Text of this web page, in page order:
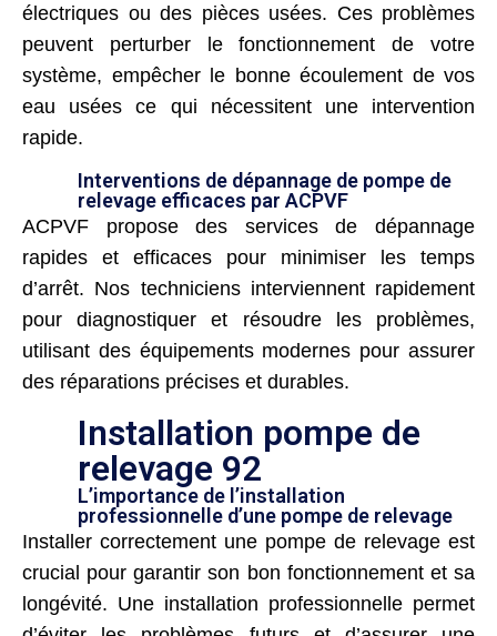
électriques ou des pièces usées. Ces problèmes
peuvent perturber le fonctionnement de votre
système, empêcher le bonne écoulement de vos
eau usées ce qui nécessitent une intervention
rapide.
Interventions de dépannage de pompe de
relevage efficaces par ACPVF
ACPVF propose des services de dépannage
rapides et efficaces pour minimiser les temps
d’arrêt. Nos techniciens interviennent rapidement
pour diagnostiquer et résoudre les problèmes,
utilisant des équipements modernes pour assurer
des réparations précises et durables.
Installation pompe de
relevage 92
L’importance de l’installation
professionnelle d’une pompe de relevage
Installer correctement une pompe de relevage est
crucial pour garantir son bon fonctionnement et sa
longévité. Une installation professionnelle permet